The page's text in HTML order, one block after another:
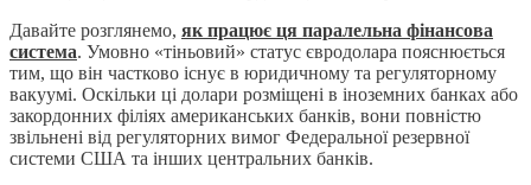
Давайте розглянемо, як працює ця паралельна фінансова
система. Умовно «тіньовий» статус євродолара пояснюється
тим, що він частково існує в юридичному та регуляторному
вакуумі. Оскільки ці долари розміщені в іноземних банках або
закордонних філіях американських банків, вони повністю
звільнені від регуляторних вимог Федеральної резервної
системи США та інших центральних банків.